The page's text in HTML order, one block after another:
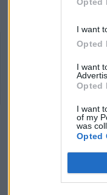
I want
Opted
I want
Opted
I want
of my
was
Opted